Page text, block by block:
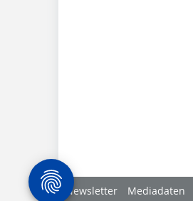
Newsletter Mediadaten